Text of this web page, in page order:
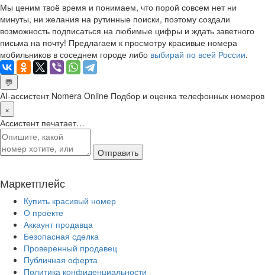
Мы ценим твоё время и понимаем, что порой совсем нет ни
минуты, ни желания на рутинные поиски, поэтому создали
возможность подписаться на любимые цифры и ждать заветного
письма на почту! Предлагаем к просмотру красивые номера
мобильников в соседнем городе либо выбирай по всей России.
💬
AI-ассистент Nomera Online Подбор и оценка телефонных номеров
×
Ассистент печатает…
Отправить
Маркетплейс
Купить красивый номер
О проекте
Аккаунт продавца
Безопасная сделка
Проверенный продавец
Публичная оферта
Политика конфиденциальности